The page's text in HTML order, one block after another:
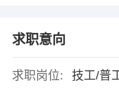
求职意向
求职岗位:
技工/普